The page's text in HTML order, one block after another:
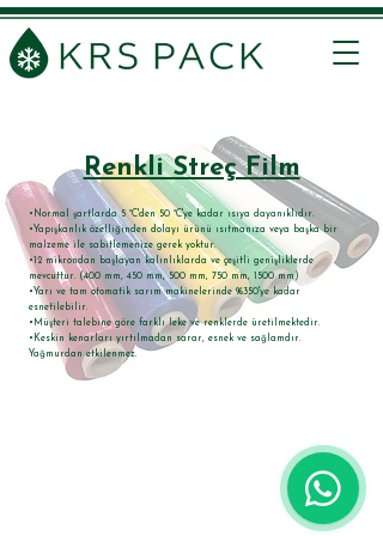
Renkli Streç Film
​•Normal şartlarda 5 °C'den 50 °C'ye kadar ısıya dayanıklıdır.
•Yapışkanlık özelliğinden dolayı ürünü ısıtmanıza veya başka bir
malzeme ile sabitlemenize gerek yoktur.
•12 mikrondan başlayan kalınlıklarda ve çeşitli genişliklerde
mevcuttur. (400 mm, 450 mm, 500 mm, 750 mm, 1500 mm)
•Yarı ve tam otomatik sarım makinelerinde %350'ye kadar
esnetilebilir.
•Müşteri talebine göre farklı leke ve renklerde üretilmektedir.
•Keskin kenarları yırtılmadan sarar, esnek ve sağlamdır.
Yağmurdan etkilenmez.